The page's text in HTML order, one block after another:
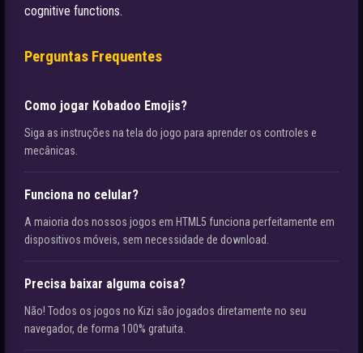
cognitive functions.
Perguntas Frequentes
Como jogar Kobadoo Emojis?
Siga as instruções na tela do jogo para aprender os controles e
mecânicas.
Funciona no celular?
A maioria dos nossos jogos em HTML5 funciona perfeitamente em
dispositivos móveis, sem necessidade de download.
Precisa baixar alguma coisa?
Não! Todos os jogos no Kizi são jogados diretamente no seu
navegador, de forma 100% gratuita.